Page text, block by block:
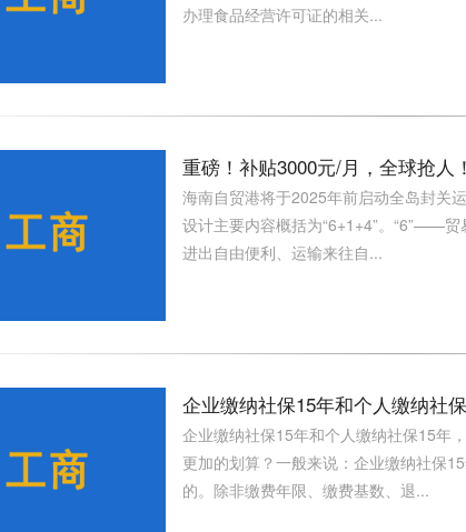
办理食品经营许可证的相关...
重磅！补贴3000元/月，全球抢人
海南自贸港将于2025年前启动全岛封关
设计主要内容概括为“6+1+4”。“6”——
进出自由便利、运输来往自...
企业缴纳社保15年和个人缴纳社
企业缴纳社保15年和个人缴纳社保15年
更加的划算？一般来说：企业缴纳社保
的。除非缴费年限、缴费基数、退...